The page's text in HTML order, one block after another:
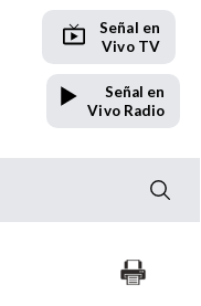
Señal en
Vivo TV
Señal en
Vivo Radio